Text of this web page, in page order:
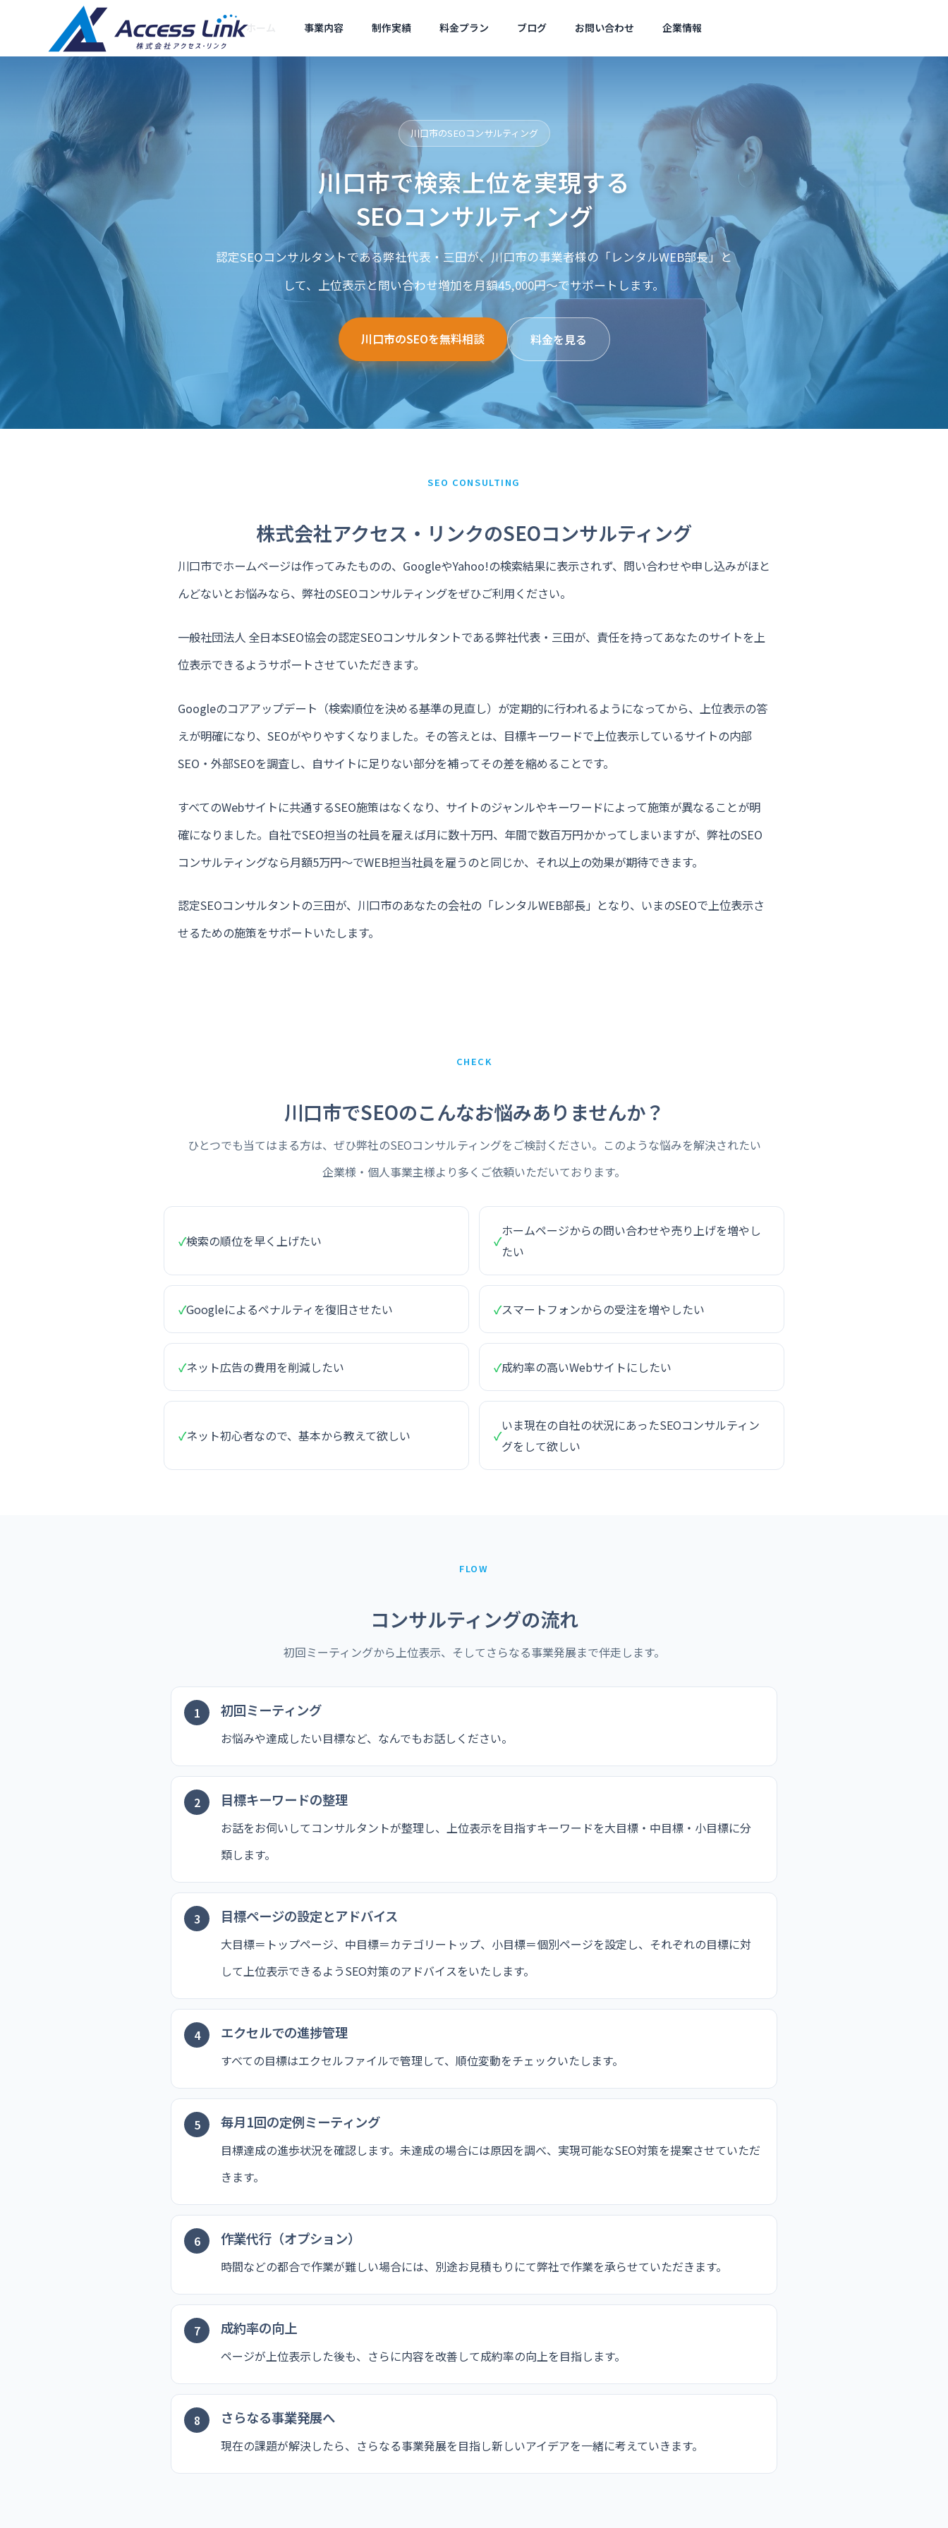
ホーム 事業内容 制作実績 料金プラン ブログ お問い合わせ 企業情報
集客型ホームペー
ジ制作
SEOに強い「売れるホ
ームページ」をお届け
します
SEOコンサルティ
ング
あなたの会社のレンタ
ルWEB部長に
MEO対策
Googleマップ対策は必
須です
サジェスト対策
（サジェスト広
告）
コスパ良く集客を実
現！
セキュリティ
Googleを名乗る不審な電話・
SMSの見分け方
Googleトレンドが400語比較
に対応｜キーワード選定術
メタ情報の矛盾はどう直す？G
oogle最新見解と対策
サイト内検索ページはブロッ
ク必要？Google最新見解
AIに
3%へ
会社情報
会社概要
Company Profile
アクセス
Access
提携企業
Partner companies
川口市のSEOコンサルティング
川口市で検索上位を実現する
SEOコンサルティング
認定SEOコンサルタントである弊社代表・三田が、川口市の事業者様の「レンタルWEB部長」と
して、上位表示と問い合わせ増加を月額45,000円〜でサポートします。
川口市のSEOを無料相談 料金を見る
SEO CONSULTING
株式会社アクセス・リンクのSEOコンサルティング
川口市でホームページは作ってみたものの、GoogleやYahoo!の検索結果に表示されず、問い合わせや申し込みがほと
んどないとお悩みなら、弊社のSEOコンサルティングをぜひご利用ください。
一般社団法人 全日本SEO協会の認定SEOコンサルタントである弊社代表・三田が、責任を持ってあなたのサイトを上
位表示できるようサポートさせていただきます。
Googleのコアアップデート（検索順位を決める基準の見直し）が定期的に行われるようになってから、上位表示の答
えが明確になり、SEOがやりやすくなりました。その答えとは、目標キーワードで上位表示しているサイトの内部
SEO・外部SEOを調査し、自サイトに足りない部分を補ってその差を縮めることです。
すべてのWebサイトに共通するSEO施策はなくなり、サイトのジャンルやキーワードによって施策が異なることが明
確になりました。自社でSEO担当の社員を雇えば月に数十万円、年間で数百万円かかってしまいますが、弊社のSEO
コンサルティングなら月額5万円〜でWEB担当社員を雇うのと同じか、それ以上の効果が期待できます。
認定SEOコンサルタントの三田が、川口市のあなたの会社の「レンタルWEB部長」となり、いまのSEOで上位表示さ
せるための施策をサポートいたします。
CHECK
川口市でSEOのこんなお悩みありませんか？
ひとつでも当てはまる方は、ぜひ弊社のSEOコンサルティングをご検討ください。このような悩みを解決されたい
企業様・個人事業主様より多くご依頼いただいております。
✓検索の順位を早く上げたい ✓
ホームページからの問い合わせや売り上げを増やし
たい
✓Googleによるペナルティを復旧させたい ✓スマートフォンからの受注を増やしたい
✓ネット広告の費用を削減したい ✓成約率の高いWebサイトにしたい
✓ネット初心者なので、基本から教えて欲しい ✓
いま現在の自社の状況にあったSEOコンサルティン
グをして欲しい
FLOW
コンサルティングの流れ
初回ミーティングから上位表示、そしてさらなる事業発展まで伴走します。
初回ミーティング
お悩みや達成したい目標など、なんでもお話しください。
目標キーワードの整理
お話をお伺いしてコンサルタントが整理し、上位表示を目指すキーワードを大目標・中目標・小目標に分
類します。
目標ページの設定とアドバイス
大目標＝トップページ、中目標＝カテゴリートップ、小目標＝個別ページを設定し、それぞれの目標に対
して上位表示できるようSEO対策のアドバイスをいたします。
エクセルでの進捗管理
すべての目標はエクセルファイルで管理して、順位変動をチェックいたします。
毎月1回の定例ミーティング
目標達成の進歩状況を確認します。未達成の場合には原因を調べ、実現可能なSEO対策を提案させていただ
きます。
作業代行（オプション）
時間などの都合で作業が難しい場合には、別途お見積もりにて弊社で作業を承らせていただきます。
成約率の向上
ページが上位表示した後も、さらに内容を改善して成約率の向上を目指します。
さらなる事業発展へ
現在の課題が解決したら、さらなる事業発展を目指し新しいアイデアを一緒に考えていきます。